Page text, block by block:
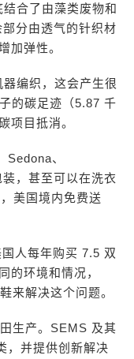
合了由藻类废物和
分由透气的针织材
加弹性。
编织，这会产生很
的碳足迹（5.87 千
项目抵消。
、
，甚至可以在洗衣
美国境内免费送
人每年购买 7.5 双
的环境和情况，
来解决这个问题。
生产。SEMS 及其
，并提供创新解决